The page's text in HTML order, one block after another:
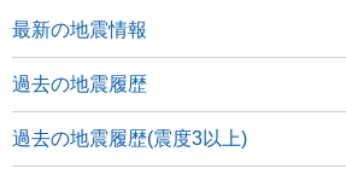
最新の地震情報
過去の地震履歴
過去の地震履歴(震度3以上)